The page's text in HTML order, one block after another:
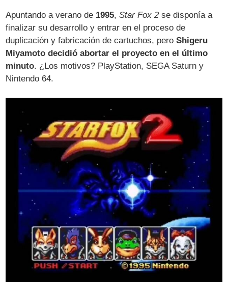
Apuntando a verano de 1995,Star Fox 2se disponía a
finalizar su desarrollo y entrar en el proceso de
duplicación y fabricación de cartuchos, pero Shigeru
Miyamoto decidió abortar el proyecto en el último
minuto. ¿Los motivos? PlayStation, SEGA Saturn y
Nintendo 64.